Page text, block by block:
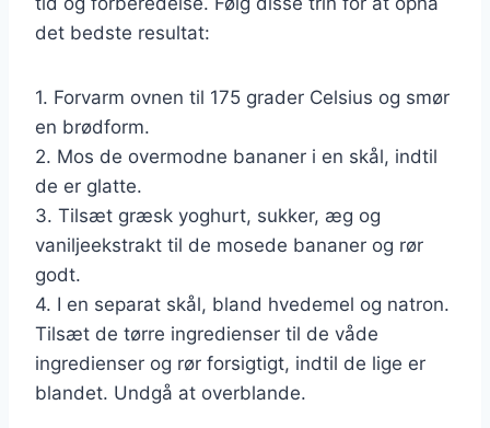
det bedste resultat:
1. Forvarm ovnen til 175 grader Celsius og smør
en brødform.
2. Mos de overmodne bananer i en skål, indtil
de er glatte.
3. Tilsæt græsk yoghurt, sukker, æg og
vaniljeekstrakt til de mosede bananer og rør
godt.
4. I en separat skål, bland hvedemel og natron.
Tilsæt de tørre ingredienser til de våde
ingredienser og rør forsigtigt, indtil de lige er
blandet. Undgå at overblande.